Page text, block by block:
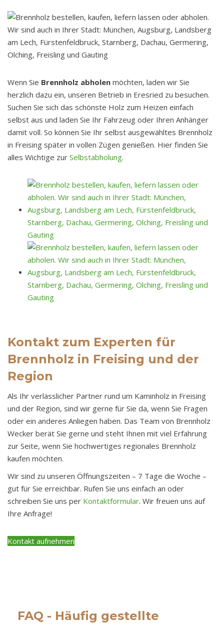
Wenn Sie Brennholz abholen möchten, laden wir Sie
herzlich dazu ein, unseren Betrieb in Eresried zu besuchen.
Suchen Sie sich das schönste Holz zum Heizen einfach
selbst aus und laden Sie Ihr Fahrzeug oder Ihren Anhänger
damit voll. So können Sie Ihr selbst ausgewähltes Brennholz
in Freising später in vollen Zügen genießen. Hier finden Sie
alles Wichtige zur Selbstabholung.
Kontakt zum Experten für
Brennholz in Freising und der
Region
Als Ihr verlässlicher Partner rund um Kaminholz in Freising
und der Region, sind wir gerne für Sie da, wenn Sie Fragen
oder ein anderes Anliegen haben. Das Team von Brennholz
Wecker berät Sie gerne und steht Ihnen mit viel Erfahrung
zur Seite, wenn Sie hochwertiges regionales Brennholz
kaufen möchten.
Wir sind zu unseren Öffnungszeiten – 7 Tage die Woche –
gut für Sie erreichbar. Rufen Sie uns einfach an oder
schreiben Sie uns per Kontaktformular. Wir freuen uns auf
Ihre Anfrage!
Kontakt aufnehmen
FAQ - Häufig gestellte